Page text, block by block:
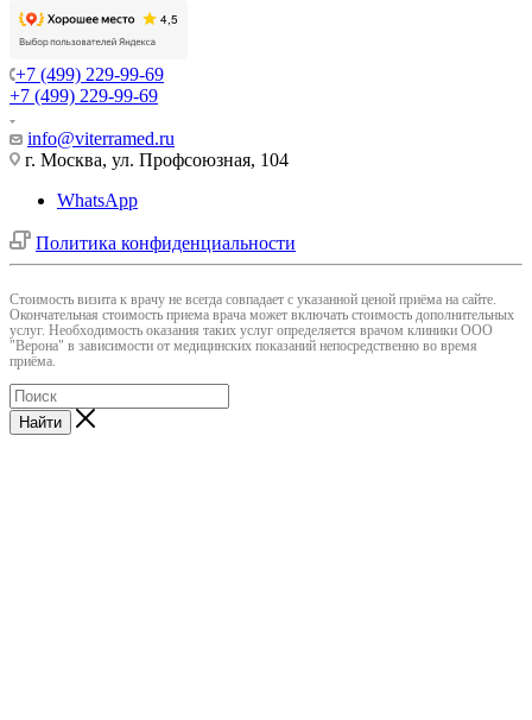
+7 (499) 229-99-69
+7 (499) 229-99-69
info@viterramed.ru
г. Москва, ул. Профсоюзная, 104
WhatsApp
Политика конфиденциальности
Cтоимость визита к врачу не всегда совпадает с указанной ценой приёма на сайте.
Окончательная стоимость приема врача может включать стоимость дополнительных
услуг. Необходимость оказания таких услуг определяется врачом клиники ООО
"Верона" в зависимости от медицинских показаний непосредственно во время
приёма.
Найти